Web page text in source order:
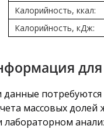
Калорийность, ккал:
Калорийность, кДж:
для
данные
массовых
лабораторном